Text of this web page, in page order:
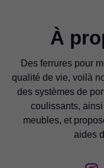
À
Des ferrures pour
qualité de vie, voilà
des systèmes de
coulissants,
meubles, et
aides